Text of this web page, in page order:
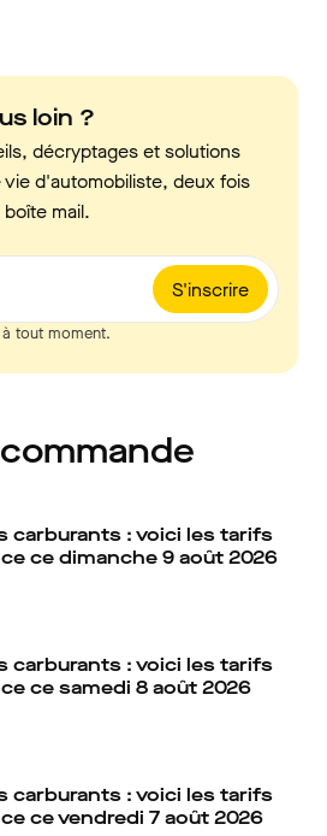
loin ?
décryptages et solutions
vie d'automobiliste, deux fois
mail.
S'inscrire
tout moment.
carburants : voici les tarifs
ce dimanche 9 août 2026
carburants : voici les tarifs
ce samedi 8 août 2026
carburants : voici les tarifs
ce vendredi 7 août 2026